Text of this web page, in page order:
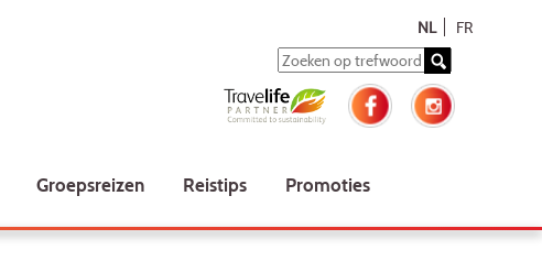
NL FR
Groepsreizen Reistips Promoties